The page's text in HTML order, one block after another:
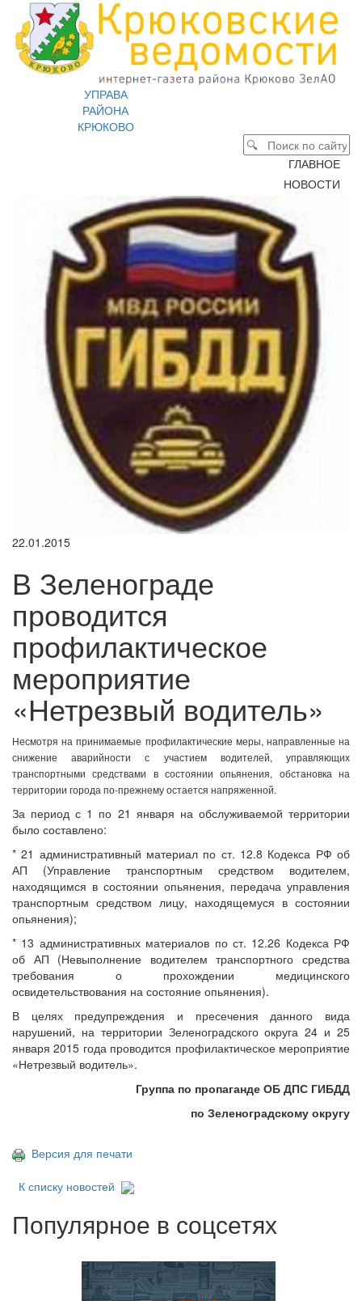
УПРАВА
РАЙОНА
КРЮКОВО
ГЛАВНОЕ
НОВОСТИ
22.01.2015
В Зеленограде
проводится
профилактическое
мероприятие
«Нетрезвый водитель»
Несмотря на принимаемые профилактические меры, направленные на
снижение аварийности с участием водителей, управляющих
транспортными средствами в состоянии опьянения, обстановка на
территории города по-прежнему остается напряженной.
За период с 1 по 21 января на обслуживаемой территории
было составлено:
* 21 административный материал по ст. 12.8 Кодекса РФ об
АП (Управление транспортным средством водителем,
находящимся в состоянии опьянения, передача управления
транспортным средством лицу, находящемуся в состоянии
опьянения);
* 13 административных материалов по ст. 12.26 Кодекса РФ
об АП (Невыполнение водителем транспортного средства
требования о прохождении медицинского
освидетельствования на состояние опьянения).
В целях предупреждения и пресечения данного вида
нарушений, на территории Зеленоградского округа 24 и 25
января 2015 года проводится профилактическое мероприятие
«Нетрезвый водитель».
Группа по пропаганде ОБ ДПС ГИБДД
по Зеленоградскому округу
Версия для печати
К списку новостей
Популярное в соцсетях